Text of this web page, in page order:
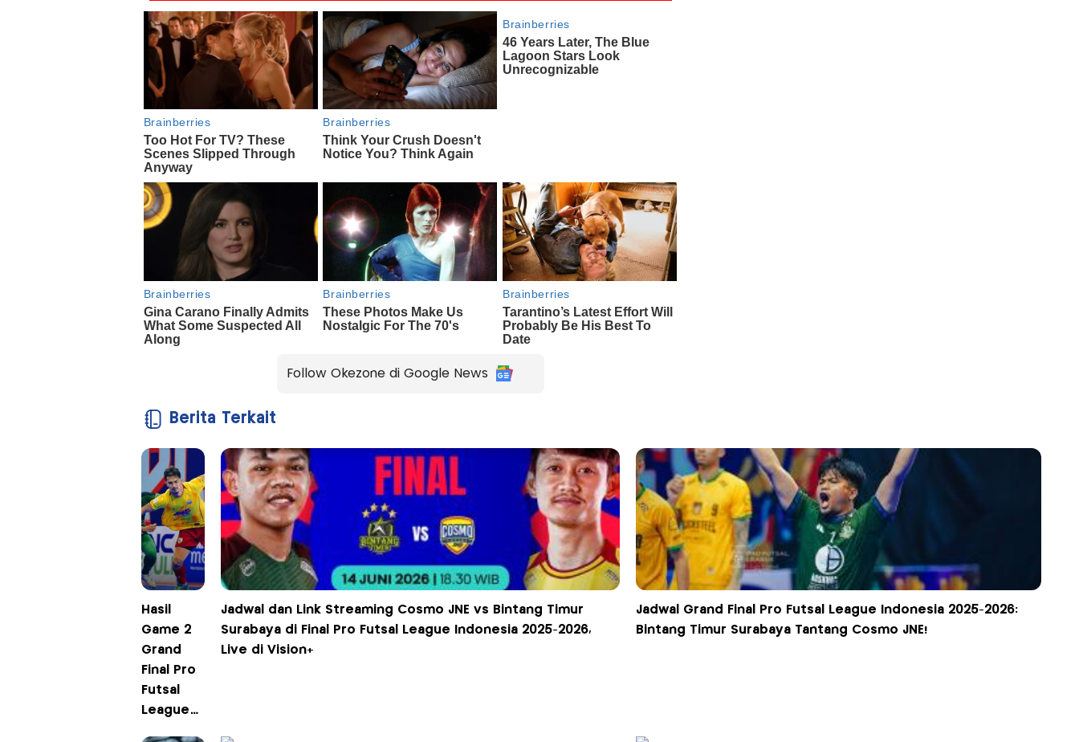
Follow Okezone di Google News
Berita Terkait
Hasil
Game 2
Grand
Final Pro
Futsal
League
Jadwal dan Link Streaming Cosmo JNE vs Bintang Timur
Surabaya di Final Pro Futsal League Indonesia 2025-2026,
Live di Vision+
Jadwal Grand Final Pro Futsal League Indonesia 2025-2026:
Bintang Timur Surabaya Tantang Cosmo JNE!